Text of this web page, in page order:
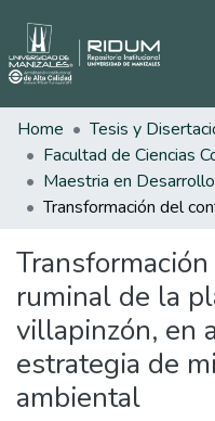
Home
Tesis y
ruminal de la
villapinzón, en
estrategia de
ambiental